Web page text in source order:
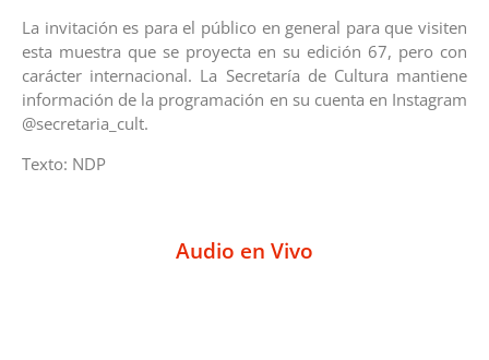
La invitación es para el público en general para que visiten
esta muestra que se proyecta en su edición 67, pero con
carácter internacional. La Secretaría de Cultura mantiene
información de la programación en su cuenta en Instagram
@secretaria_cult.
Texto: NDP
Audio en Vivo